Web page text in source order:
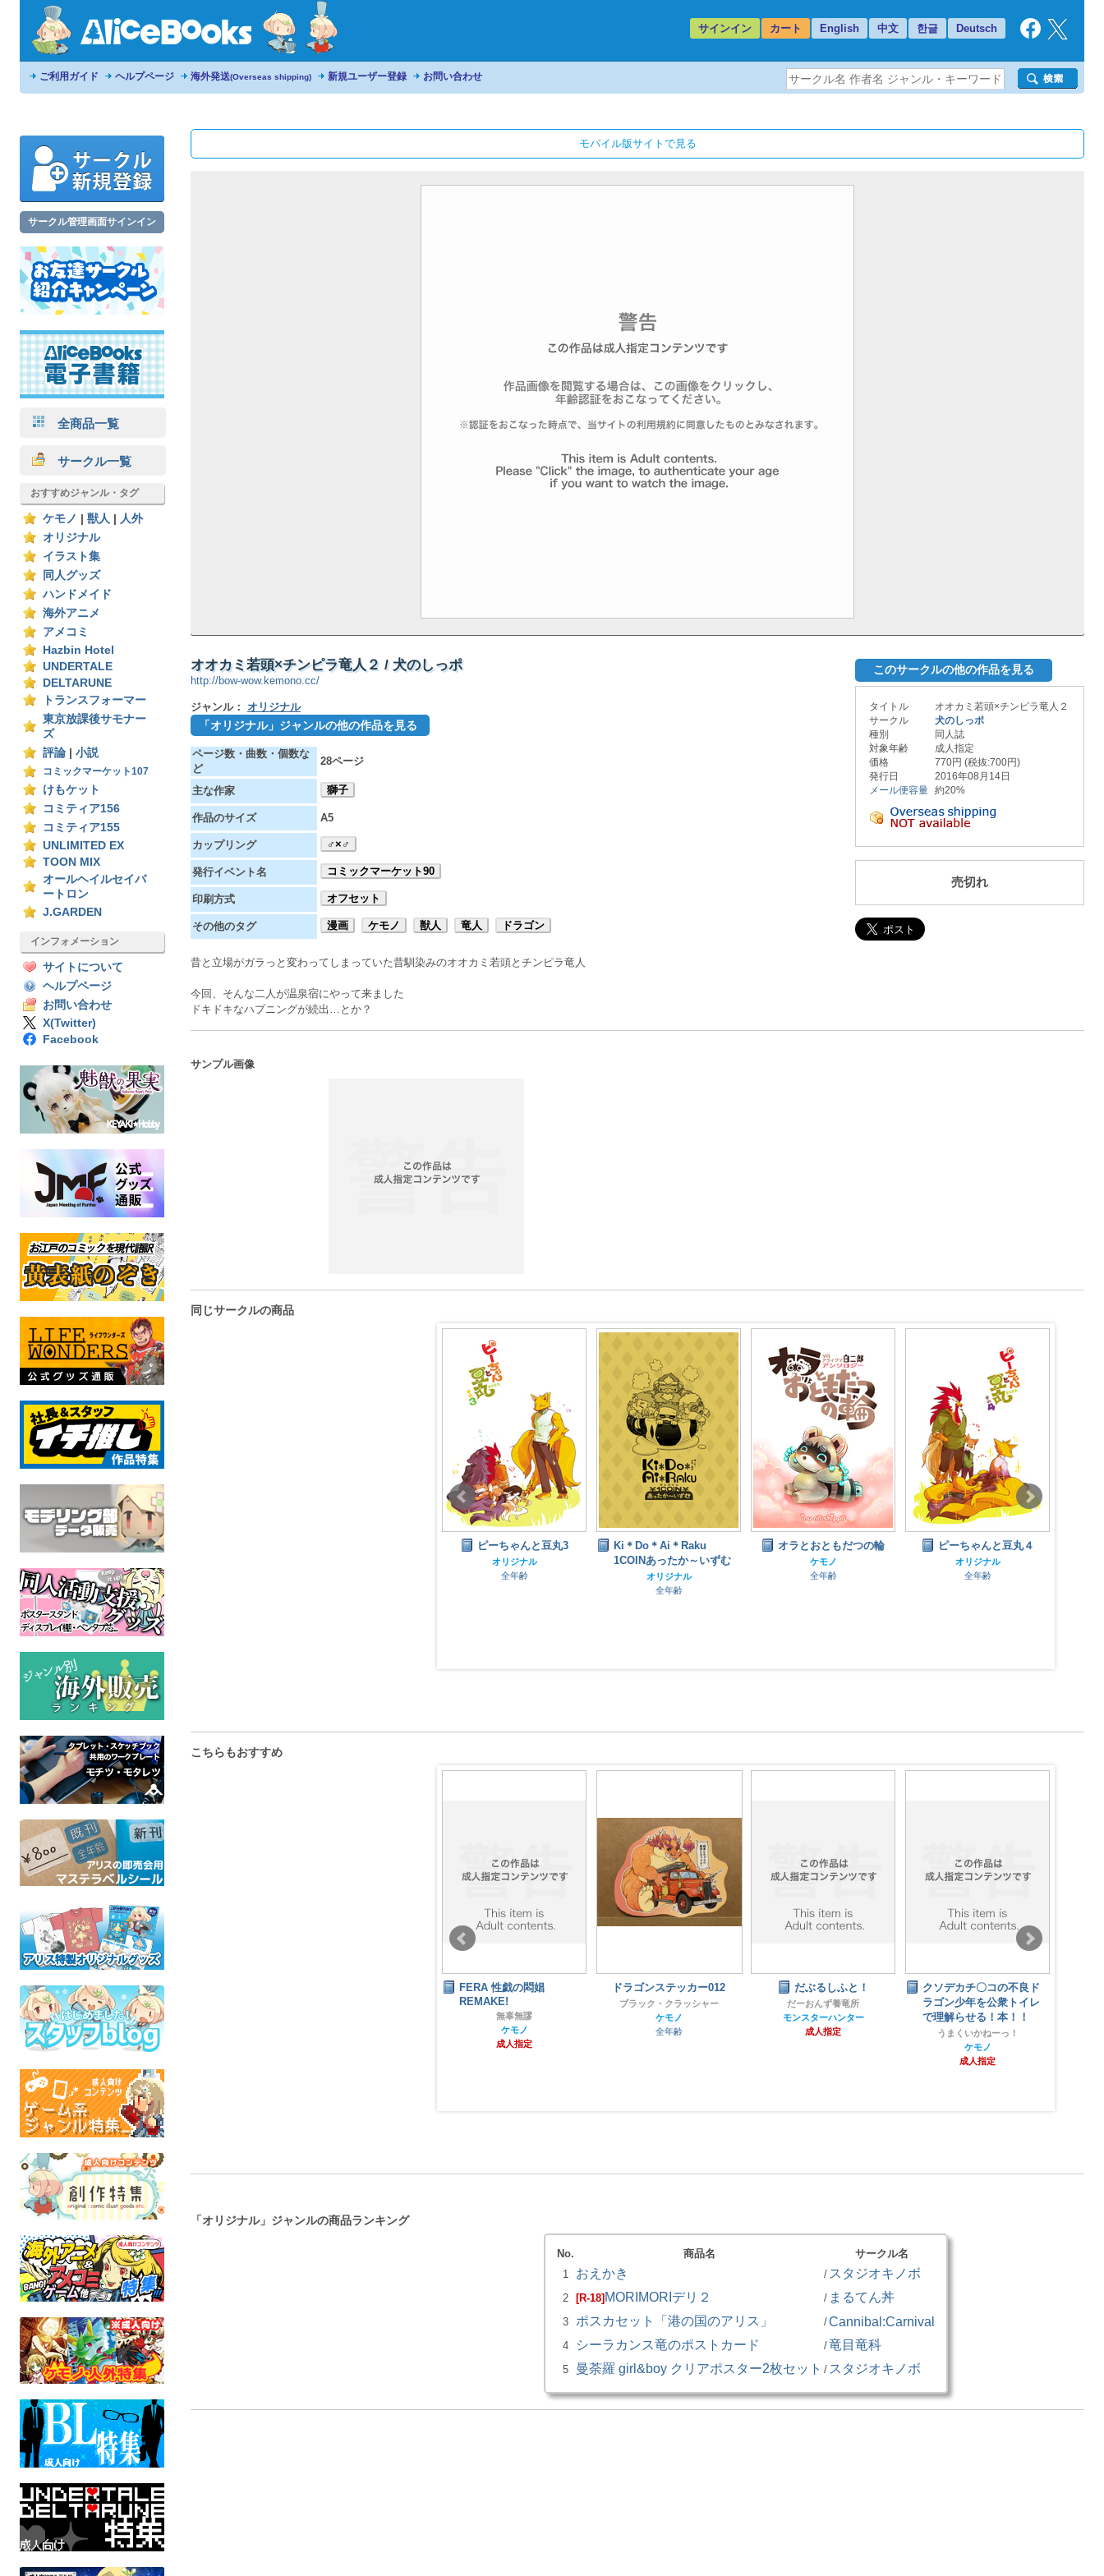
サインイン カート English 中文 한글 Deutsch
ご利用ガイド ヘルプページ 海外発送(Overseas shipping) 新規ユーザー登録 お問い合わせ
サークル管理画面サインイン
全商品一覧
サークル一覧
おすすめジャンル・タグ
ケモノ 獣人
人外
オリジナル
イラスト集
同人グッズ
ハンドメイド
海外アニメ
アメコミ
Hazbin Hotel
UNDERTALE
DELTARUNE
トランスフォーマー
東京放課後サモナー
ズ
評論
小説
コミックマーケット107
けもケット
コミティア156
コミティア155
UNLIMITED EX
TOON MIX
オールヘイルセイバ
ートロン
J.GARDEN
インフォメーション
サイトについて
ヘルプページ
お問い合わせ
X(Twitter)
Facebook
モバイル版サイトで見る
オオカミ若頭×チンピラ竜人２ / 犬のしっポ
http://bow-wow.kemono.cc/
ジャンル： オリジナル
「オリジナル」ジャンルの他の作品を見る
ページ数・曲数・個数な
ど
28ページ
主な作家 獅子
作品のサイズ A5
カップリング ♂×♂
発行イベント名 コミックマーケット90
印刷方式 オフセット
その他のタグ 漫画 ケモノ 獣人 竜人 ドラゴン
昔と立場がガラっと変わってしまっていた昔馴染みのオオカミ若頭とチンピラ竜人
今回、そんな二人が温泉宿にやって来ました
ドキドキなハプニングが続出…とか？
このサークルの他の作品を見る
タイトル
オオカミ若頭×チンピラ竜人２
サークル
犬のしっポ
種別
同人誌
対象年齢
成人指定
価格
770円 (税抜:700円)
発行日
2016年08月14日
メール便容量 約20%
売切れ
サンプル画像
同じサークルの商品
オリジナル
全年齢
ピーちゃんと豆丸3
オリジナル
全年齢
Ki＊Do＊Ai＊Raku
1COINあったか～いずむ
オリジナル
全年齢
オラとおともだつの輪
ケモノ
全年齢
ピーちゃんと豆丸４
オリジナル
全年齢
こちらもおすすめ
クリルスタンド・ガル
わっふるさんど
ケモノ
成人指定
クレオパトラ 夢の王国
FERA 性戯の悶娼
REMAKE!
無辜無謬
ケモノ
成人指定
ドラゴンステッカー012
ブラック・クラッシャー
ケモノ
全年齢
だぶるしふと！
だーおんず養竜所
モンスターハンター
成人指定
クソデカチ〇コの不良ド
ラゴン少年を公衆トイレ
で理解らせる！本！！
うまくいかねーっ！
ケモノ
成人指定
「オリジナル」ジャンルの商品ランキング
No. 商品名
サークル名
1
おえかき / スタジオキノボ
2 [R-18] MORIMORIデリ２ / まるてん丼
3 ポスカセット「港の国のアリス」 /Cannibal:Carnival
4 シーラカンス竜のポストカード /竜目竜科
5 曼荼羅 girl&boy クリアポスター2枚セット / スタジオキノボ